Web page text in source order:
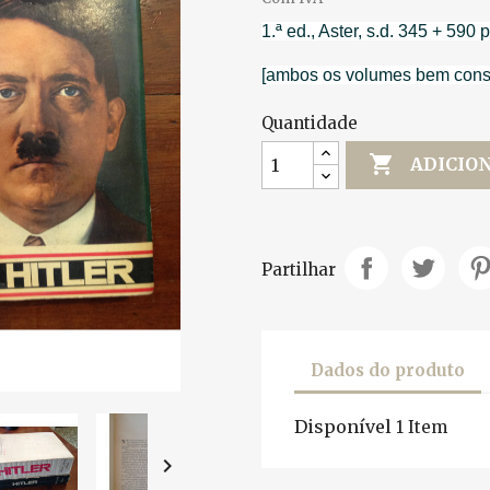

1.ª ed., Aster, s.d. 345 + 590
[ambos os volumes bem
Quantidade

Partilhar
Dados do produto
Disponível 1 Item